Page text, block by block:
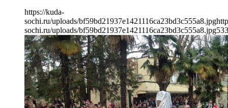
https://kuda-
sochi.ru/uploads/bf59bd21937e1421116ca23bd3c555a8.jpg
sochi.ru/uploads/bf59bd21937e1421116ca23bd3c555a8.jpg533